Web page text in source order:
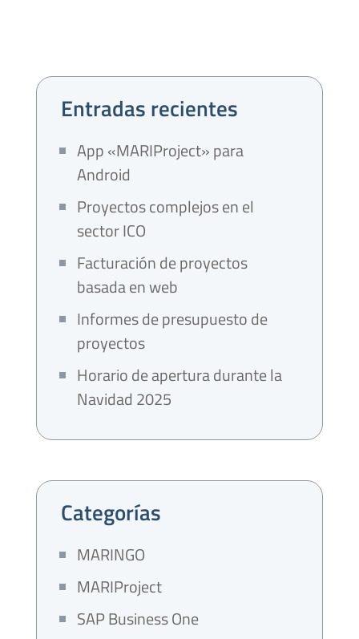
Entradas recientes
App «MARIProject» para
Android
Proyectos complejos en el
sector ICO
Facturación de proyectos
basada en web
Informes de presupuesto de
proyectos
Horario de apertura durante la
Navidad 2025
Categorías
MARINGO
MARIProject
SAP Business One